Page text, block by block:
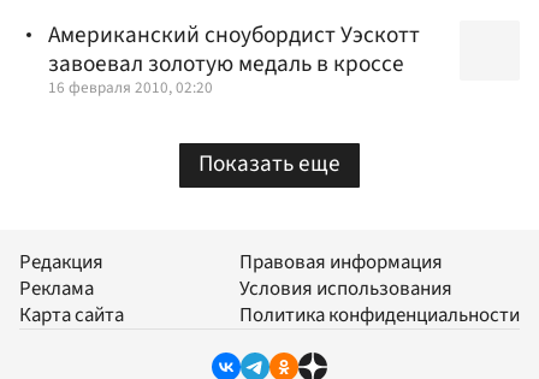
Американский сноубордист Уэскотт
завоевал золотую медаль в кроссе
16 февраля 2010, 02:20
Показать еще
Редакция
Реклама
Карта сайта
Правовая информация
Условия использования
Политика конфиденциальности